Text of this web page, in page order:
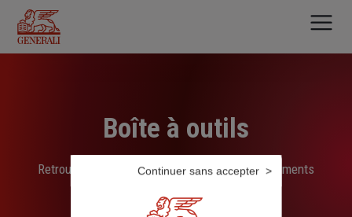
contenu
principal
Boîte à outils
Retrouvez ici les liens, N° de téléphone et documents
Continuer sans accepter